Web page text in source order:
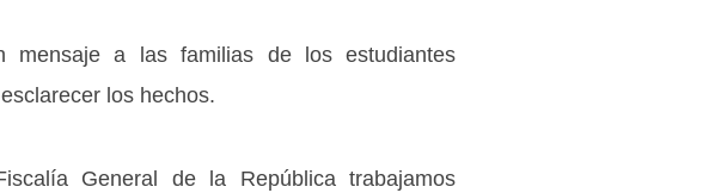
a las familias de los estudiantes
los hechos.
General de la República trabajamos